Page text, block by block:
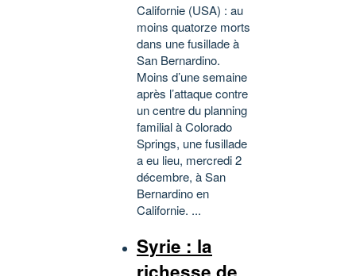
Californie (USA) : au
moins quatorze morts
dans une fusillade à
San Bernardino.
Moins d’une semaine
après l’attaque contre
un centre du planning
familial à Colorado
Springs, une fusillade
a eu lieu, mercredi 2
décembre, à San
Bernardino en
Californie. ...
Syrie : la